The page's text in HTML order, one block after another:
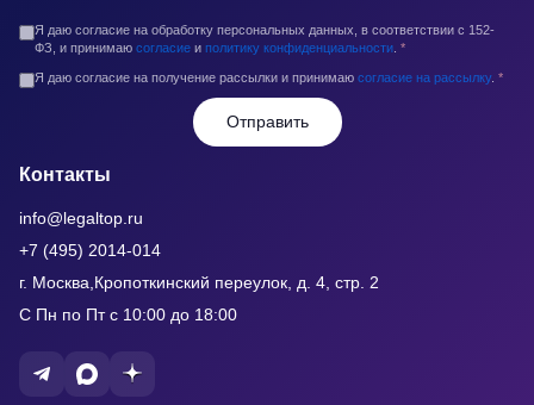
Я даю согласие на обработку персональных данных, в соответствии с 152-
ФЗ, и принимаю согласие и политику конфиденциальности *
Я даю согласие на получение рассылки и принимаю согласие на рассылку. *
Отправить
Контакты
info@legaltop.ru
+7 (495) 2014-014
г. Москва,Кропоткинский переулок, д. 4, стр. 2
С Пн по Пт с 10:00 до 18:00